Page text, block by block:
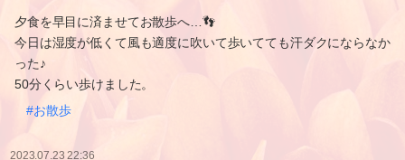
夕食を早目に済ませてお散歩へ…👣
今日は湿度が低くて風も適度に吹いて歩いてても汗ダクにならなか
った♪
50分くらい歩けました。
#お散歩
2023.07.23 22:36